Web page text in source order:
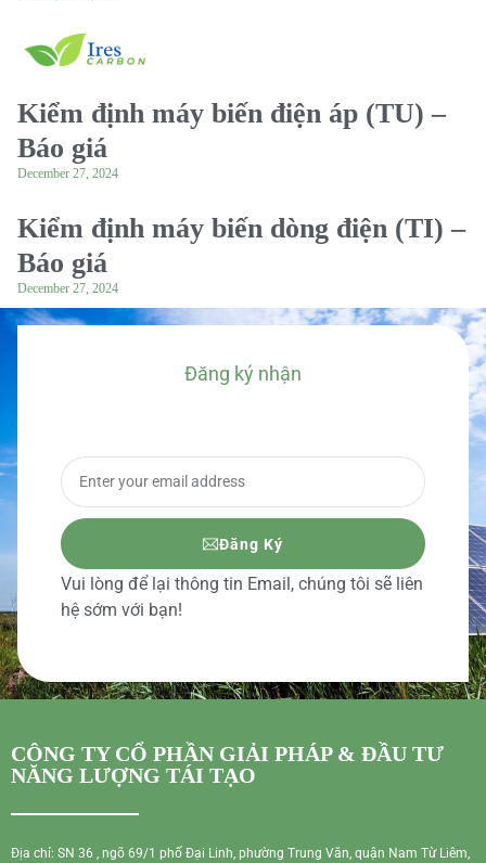
Kiểm định máy biến điện áp (TU) –
Báo giá
December 27, 2024
Kiểm định máy biến dòng điện (TI) –
Báo giá
December 27, 2024
Đăng ký nhận
Đăng Ký
Vui lòng để lại thông tin Email, chúng tôi sẽ liên
hệ sớm với bạn!
CÔNG TY CỔ PHẦN GIẢI PHÁP & ĐẦU TƯ
NĂNG LƯỢNG TÁI TẠO
Địa chỉ: SN 36 , ngõ 69/1 phố Đại Linh, phường Trung Văn, quận Nam Từ Liêm,